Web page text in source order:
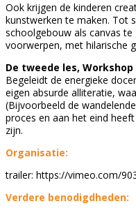
Ook krijgen de kinderen
kunstwerken te maken. Tot
schoolgebouw als canvas
voorwerpen, met hilarische
De tweede les, Workshop
Begeleidt de energieke
eigen absurde alliteratie,
(Bijvoorbeeld de
proces en aan het eind
zijn.
Organisatie:
trailer: https://vimeo.com/
Verdere benodigdheden: